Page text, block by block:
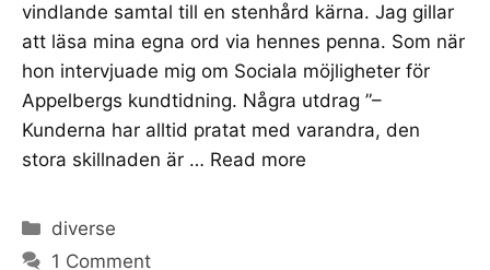
vindlande samtal till en stenhård kärna. Jag gillar
att läsa mina egna ord via hennes penna. Som när
hon intervjuade mig om Sociala möjligheter för
Appelbergs kundtidning. Några utdrag ”–
Kunderna har alltid pratat med varandra, den
stora skillnaden är … Read more
Categories
diverse
1 Comment